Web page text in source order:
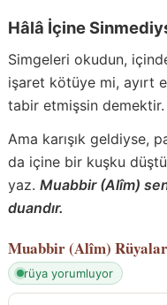
Hâlâ İçine
Simgeleri okudun,
işaret kötüye mi, ayırt
tabir etmişsin demektir.
Ama karışık geldiyse,
da içine bir kuşku
yaz. Muabbir (Alîm)
duandır.
Muabbir (Alîm)
rüya yorumluyor